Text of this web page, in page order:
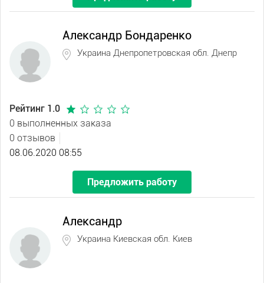
Александр Бондаренко
Украина Днепропетровская обл. Днепр
Рейтинг 1.0
0 выполненных заказа
0 отзывов
08.06.2020 08:55
Предложить работу
Александр
Украина Киевская обл. Киев